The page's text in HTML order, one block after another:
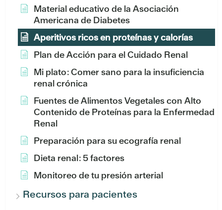
Material educativo de la Asociación
Americana de Diabetes
Aperitivos ricos en proteínas y calorías
Plan de Acción para el Cuidado Renal
Mi plato: Comer sano para la insuficiencia
renal crónica
Fuentes de Alimentos Vegetales con Alto
Contenido de Proteínas para la Enfermedad
Renal
Preparación para su ecografía renal
Dieta renal: 5 factores
Monitoreo de tu presión arterial
Recursos para pacientes